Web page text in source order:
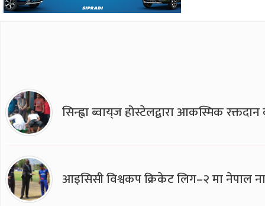
सिन्ह्वा ब्वाय्‌ज होस्टेलद्वारा आकस्मिक
आइसिसी विश्वकप क्रिकेट लिग–२ मा नेपाल